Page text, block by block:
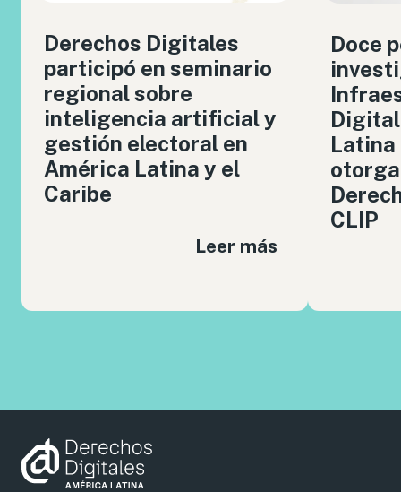
Derechos Digitales
participó en seminario
regional sobre
inteligencia artificial y
gestión electoral en
América Latina y el
Caribe
Leer más
Doce
Latina
CLIP